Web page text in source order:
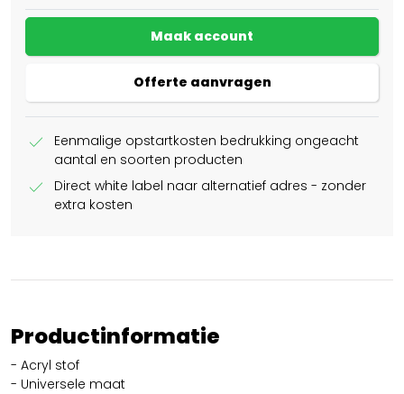
Maak account
Offerte aanvragen
check
Eenmalige opstartkosten bedrukking ongeacht
aantal en soorten producten
check
Direct white label naar alternatief adres - zonder
extra kosten
Productinformatie
- Acryl stof
- Universele maat